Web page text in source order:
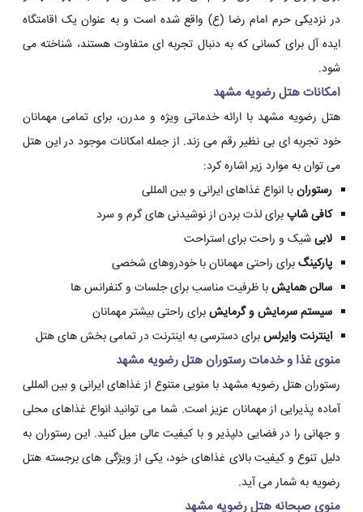
در نزدیکی حرم امام رضا (ع) واقع شده است و به عنوان یک اقامتگاه
ایده آل برای کسانی که به دنبال تجربه ای متفاوت هستند، شناخته می
شود.
امکانات هتل رضویه مشهد
هتل رضویه مشهد با ارائه خدماتی ویژه و مدرن، برای تمامی مهمانان
خود تجربه ای بی نظیر رقم می زند. از جمله امکانات موجود در این هتل
می توان به موارد زیر اشاره کرد:
رستورانبا انواع غذاهای ایرانی و بین المللی
کافی شاپبرای لذت بردن از نوشیدنی های گرم و سرد
لابیشیک و راحت برای استراحت
پارکینگبرای راحتی مهمانان با خودروهای شخصی
سالن همایشبا ظرفیت مناسب برای جلسات و کنفرانس ها
سیستم سرمایش و گرمایشبرای راحتی بیشتر مهمانان
اینترنت وایرلسبرای دسترسی به اینترنت در تمامی بخش های هتل
منوی غذا و خدمات رستوران هتل رضویه مشهد
رستوران هتل رضویه مشهد با منویی متنوع از غذاهای ایرانی و بین المللی
آماده پذیرایی از مهمانان عزیز است. شما می توانید انواع غذاهای محلی
و جهانی را در فضایی دلپذیر و با کیفیت عالی میل کنید. این رستوران به
دلیل تنوع و کیفیت بالای غذاهای خود، یکی از ویژگی های برجسته هتل
رضویه به شمار می آید.
منوی صبحانه هتل رضویه مشهد